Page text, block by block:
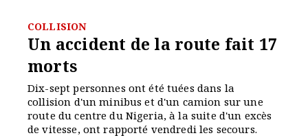
COLLISION
Un accident de la route fait 17
morts
Dix-sept personnes ont été tuées dans la
collision d'un minibus et d'un camion sur une
route du centre du Nigeria, à la suite d'un excès
de vitesse, ont rapporté vendredi les secours.